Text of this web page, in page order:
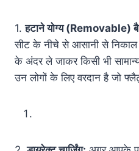
1.हटाने योग्य (Removable)
सीट के नीचे से आसानी से
के अंदर ले जाकर किसी भी
उन लोगों के लिए वरदान है जो